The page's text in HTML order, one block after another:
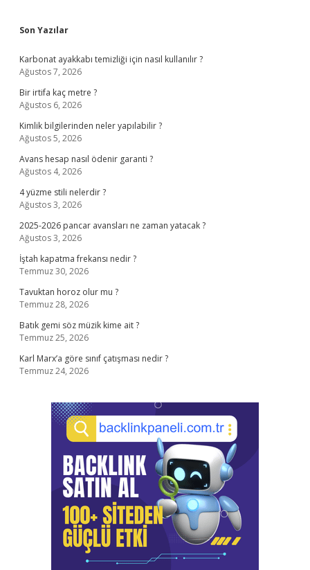
Sidebar
Son Yazılar
Karbonat ayakkabı temizliği için nasıl kullanılır ?
Ağustos 7, 2026
Bir irtifa kaç metre ?
Ağustos 6, 2026
Kimlik bilgilerinden neler yapılabilir ?
Ağustos 5, 2026
Avans hesap nasıl ödenir garanti ?
Ağustos 4, 2026
4 yüzme stili nelerdir ?
Ağustos 3, 2026
2025-2026 pancar avansları ne zaman yatacak ?
Ağustos 3, 2026
İştah kapatma frekansı nedir ?
Temmuz 30, 2026
Tavuktan horoz olur mu ?
Temmuz 28, 2026
Batık gemi söz müzik kime ait ?
Temmuz 25, 2026
Karl Marx’a göre sınıf çatışması nedir ?
Temmuz 24, 2026